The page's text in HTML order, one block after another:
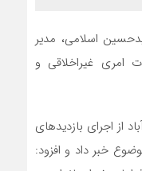
اسلامی، مدیر
امری غیراخلاقی و
از اجرای بازدیدهای
خبر داد و افزود: